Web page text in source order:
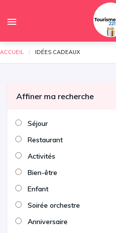
ACCUEIL CURRENT:
IDÉES CADEAUX
Affiner ma recherche
Séjour
Restaurant
Activités
Bien-être
Enfant
Soirée orchestre
Anniversaire